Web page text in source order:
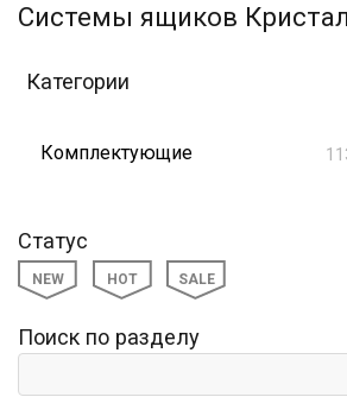
Системы ящиков
Категории
Комплектующие
Статус
NEW HOT SALE
Поиск по разделу